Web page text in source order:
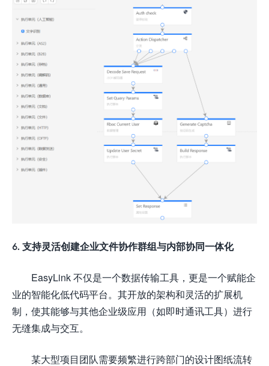
6. 支持灵活创建企业文件协作群组与内部协同一体化
EasyLink 不仅是一个数据传输工具，更是一个赋能企
业的智能化低代码平台。其开放的架构和灵活的扩展机
制，使其能够与其他企业级应用（如即时通讯工具）进行
无缝集成与交互。
某大型项目团队需要频繁进行跨部门的设计图纸流转